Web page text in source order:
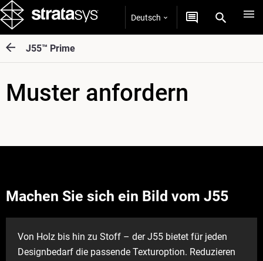
Deutsch
J55™ Prime
Muster anfordern
Machen Sie sich ein Bild vom J55
Von Holz bis hin zu Stoff – der J55 bietet für jeden
Designbedarf die passende Texturoption. Reduzieren